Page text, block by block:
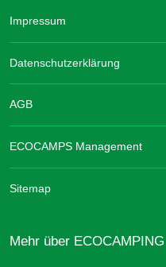
Impressum
Datenschutzerklärung
AGB
ECOCAMPS Management
Sitemap
Mehr über ECOCAMPING